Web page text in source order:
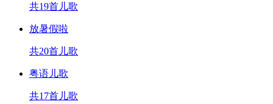
共19首儿歌
放暑假啦
共20首儿歌
粤语儿歌
共17首儿歌